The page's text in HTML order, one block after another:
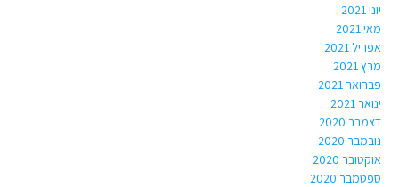
יוני 2021
מאי 2021
אפריל 2021
מרץ 2021
פברואר 2021
ינואר 2021
דצמבר 2020
נובמבר 2020
אוקטובר 2020
ספטמבר 2020